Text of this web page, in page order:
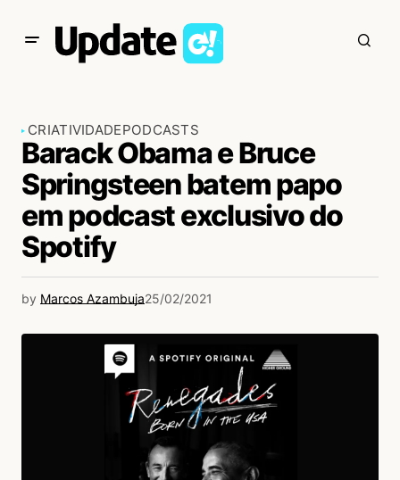
CRIATIVIDADEPODCASTS
Barack Obama e Bruce
Springsteen batem papo
em podcast exclusivo do
Spotify
by Marcos Azambuja25/02/2021